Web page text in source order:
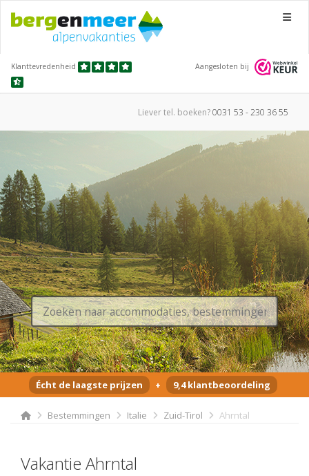
Menu
Klanttevredenheid Aangesloten bij
Liever tel. boeken?0031 53 - 230 36 55
Écht de laagste prijzen + 9,4 klantbeoordeling
Bestemmingen Italie Zuid-Tirol Ahrntal
Vakantie Ahrntal